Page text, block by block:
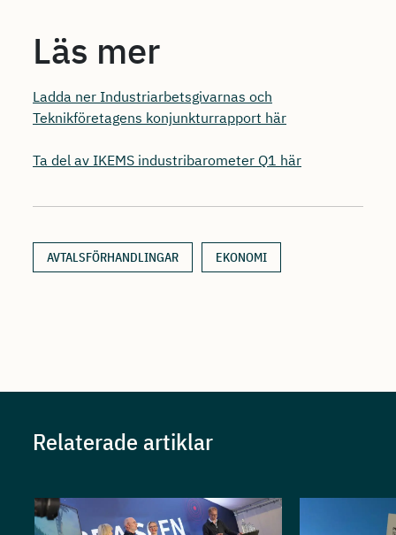
Läs mer
Ladda ner Industriarbetsgivarnas och
Teknikföretagens konjunkturrapport här
Ta del av IKEMS industribarometer Q1 här
AVTALSFÖRHANDLINGAR EKONOMI
Relaterade artiklar